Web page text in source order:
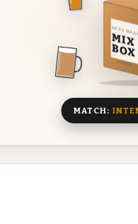
DEZE
MIX
BOX
8 BIEREN
MATCH: